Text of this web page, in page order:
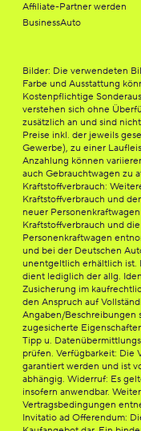
Affiliate-Partner werden
BusinessAuto
Bilder: Die verwendeten
Farbe und Ausstattung
Kostenpflichtige
verstehen sich ohne
zusätzlich an und sind
Preise inkl. der jeweils
Gewerbe), zu einer
Anzahlung können
auch Gebrauchtwagen zu
Kraftstoffverbrauch:
Kraftstoffverbrauch und
neuer
Kraftstoffverbrauch und
Personenkraftwagen
und bei der Deutschen
unentgeltlich erhältlich ist.
dient lediglich der allg.
Zusicherung im
den Anspruch auf
Angaben/Beschreibungen
zugesicherte
Tipp u.
prüfen. Verfügbarkeit: Die
garantiert werden und ist
abhängig. Widerruf: Es
insofern anwendbar.
Vertragsbedingungen
Invitatio ad Offerendum: